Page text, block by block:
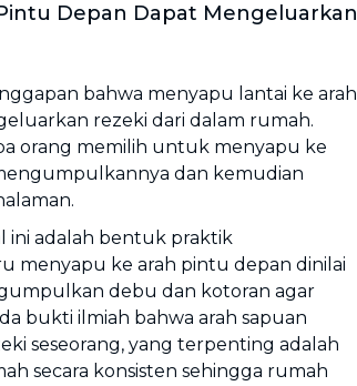
Depan Dapat Mengeluarkan
bahwa menyapu lantai ke arah
rezeki dari dalam rumah.
orang memilih untuk menyapu ke
dan kemudian
ini adalah bentuk praktik
menyapu ke arah pintu depan dinilai
debu dan kotoran agar
bukti ilmiah bahwa arah sapuan
seseorang, yang terpenting adalah
secara konsisten sehingga rumah